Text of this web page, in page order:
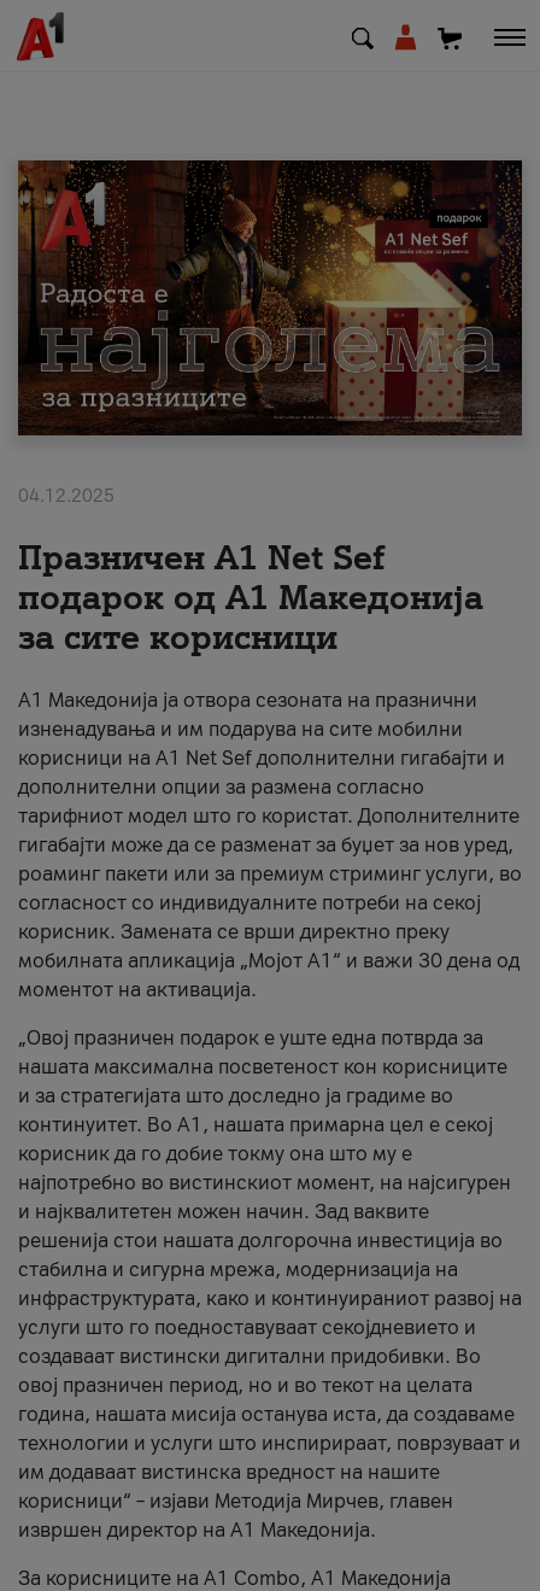
МК EN SQ
Приватни Деловни
Поддршка
Надополни кредит
За нас
#ПодобарОнлајн
04.12.2025
Празничен A1 Net Sеf
подарок од А1 Македонија
за сите корисници
А1 Македонија ја отвора сезоната на празнични
изненадувања и им подарува на сите мобилни
корисници на A1 Net Sef дополнителни гигабајти и
дополнителни опции за размена согласно
тарифниот модел што го користат. Дополнителните
гигабајти може да се разменат за буџет за нов уред,
роаминг пакети или за премиум стриминг услуги, во
согласност со индивидуалните потреби на секој
корисник. Замената се врши директно преку
мобилната апликација „Мојот А1“ и важи 30 дена од
моментот на активација.
„Овој празничен подарок е уште една потврда за
нашата максимална посветеност кон корисниците
и за стратегијата што доследно ја градиме во
континуитет. Во А1, нашата примарна цел е секој
корисник да го добие токму она што му е
најпотребно во вистинскиот момент, на најсигурен
и најквалитетен можен начин. Зад ваквите
решенија стои нашата долгорочна инвестиција во
стабилна и сигурна мрежа, модернизација на
инфраструктурата, како и континуираниот развој на
услуги што го поедноставуваат секојдневието и
создаваат вистински дигитални придобивки. Во
овој празничен период, но и во текот на целата
година, нашата мисија останува иста, да создаваме
технологии и услуги што инспирираат, поврзуваат и
им додаваат вистинска вредност на нашите
корисници“ – изјави Методија Мирчев, главен
извршен директор на А1 Македонија.
За корисниците на A1 Combo, А1 Македонија